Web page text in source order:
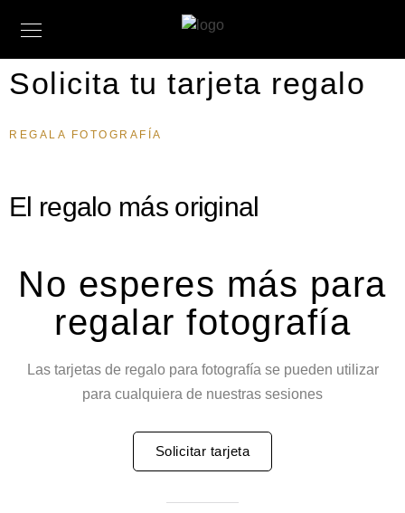
Solicita tu tarjeta regalo
REGALA FOTOGRAFÍA
El regalo más original
No esperes más para
regalar fotografía
Las tarjetas de regalo para fotografía se pueden utilizar
para cualquiera de nuestras sesiones
Solicitar tarjeta